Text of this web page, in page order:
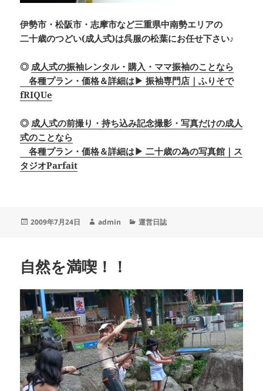
伊勢市・松阪市・志摩市など三重県中南勢エリアの
二十歳のつどい(成人式)は呉服の松葉にお任せ下さい♪
◎成人式の振袖レンタル・購入・ママ振袖のことなら
各種プラン・価格＆詳細は▶ 振袖専門店｜ふりそで
fRIQUe
◎成人式の前撮り・持ち込み記念撮影・写真だけの成人
式のことなら
各種プラン・価格＆詳細は▶ 二十歳の為の写真館｜ス
タジオParfait
投
2009年7月24日
作
admin
カ
運営日誌
自然を満喫！！